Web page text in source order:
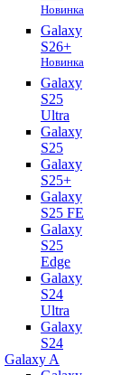
Новинка
Galaxy
S26+
Новинка
Galaxy
S25
Ultra
Galaxy
S25
Galaxy
S25+
Galaxy
S25 FE
Galaxy
S25
Edge
Galaxy
S24
Ultra
Galaxy
S24
Galaxy A